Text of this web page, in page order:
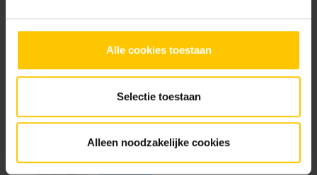
Alle cookies toestaan
Selectie toestaan
Alleen noodzakelijke cookies
Keramiekbrochure 2026